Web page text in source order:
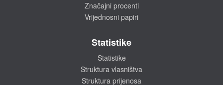
Značajni procenti
Vrijednosni papiri
Statistike
Statistike
Struktura vlasništva
Struktura prijenosa